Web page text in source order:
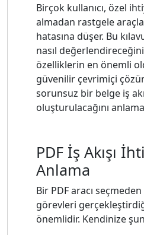
Birçok kullanıcı, özel
almadan rastgele
hatasına düşer. Bu
nasıl
özelliklerin en önemli
güvenilir çevrimiçi
sorunsuz bir belge iş
oluşturulacağını
PDF İş Akışı
Anlama
Bir PDF aracı
görevleri
önemlidir. Kendinize